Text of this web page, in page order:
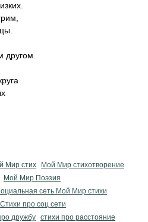
другом.
Мир стих
Мой Мир стихотворение
Мой Мир Поэзия
сеть Мой Мир стихи
Стихи про соц сети
дружбу стихи про расстояние